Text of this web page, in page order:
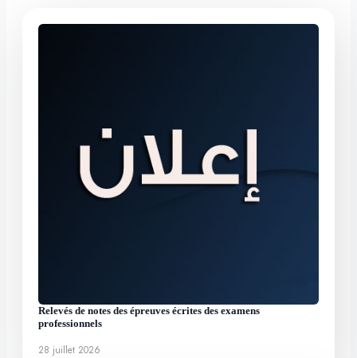
Relevés de notes des épreuves écrites des examens
professionnels
28 juillet 2026